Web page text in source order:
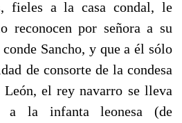
fieles a la casa condal, le
reconocen por señora a su
Sancho, y que a él sólo
de consorte de la condesa
León, el rey navarro se lleva
a la infanta leonesa (de